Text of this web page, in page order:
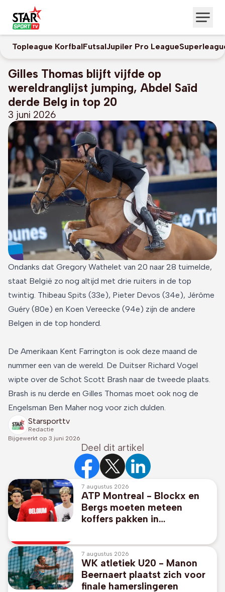
Topleague KorfbalFutsalJupiler Pro League
Gilles Thomas blijft vijfde op
wereldranglijst jumping, Abdel Saïd
derde Belg in top 20
3 juni 2026
Ondanks dat Gregory Wathelet van 20 naar 28 tuimelde,
staat België zo nog altijd met drie ruiters in de top
twintig. Thibeau Spits (33e), Pieter Devos (34e), Jérôme
Guéry (80e) en Koen Vereecke (94e) zijn de andere
Belgen in de top honderd.
De Amerikaan Kent Farrington is ook deze maand de
nummer een van de wereld. De Duitser Richard Vogel
wipte over de Schot Scott Brash naar de tweede plaats.
Brash is nu derde en Gilles Thomas moet ook nog de
Engelsman Ben Maher nog voor zich dulden.
Starsporttv
Redactie
Bijgewerkt op 3 juni 2026
Deel dit artikel
7 augustus 2026
ATP Montreal - Blockx en
Bergs moeten meteen
koffers pakken in
7 augustus 2026
WK atletiek U20 - Manon
Beernaert plaatst zich voor
finale hamerslingeren